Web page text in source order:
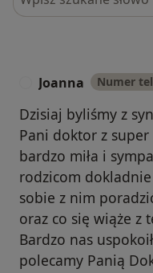
Joanna Numer
Dzisiaj byliśmy z
Pani doktor z
bardzo miła i
rodzicom
sobie z nim
oraz co się wiąże z
Bardzo nas
polecamy Panią